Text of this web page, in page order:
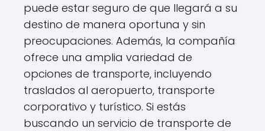
puede estar seguro de que llegará a su
destino de manera oportuna y sin
preocupaciones. Además, la compañía
ofrece una amplia variedad de
opciones de transporte, incluyendo
traslados al aeropuerto, transporte
corporativo y turístico. Si estás
buscando un servicio de transporte de